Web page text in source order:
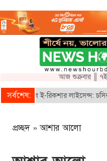
আজ শুক্রবার ║ ৭ই
সর্বশেষ:
পাবে ই-রিকশার লাইসেন্স: চসিক
প্রচ্ছদ »আশার আলো